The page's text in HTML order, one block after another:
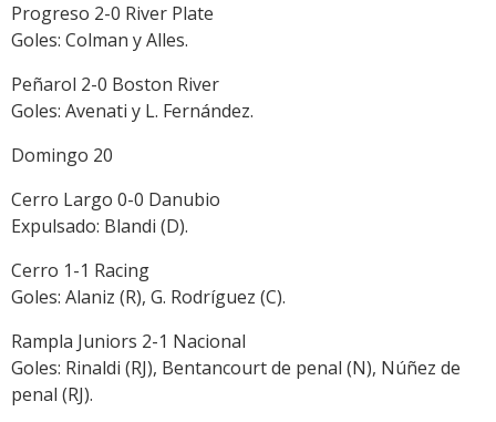
Progreso 2-0 River Plate
Goles: Colman y Alles.
Peñarol 2-0 Boston River
Goles: Avenati y L. Fernández.
Domingo 20
Cerro Largo 0-0 Danubio
Expulsado: Blandi (D).
Cerro 1-1 Racing
Goles: Alaniz (R), G. Rodríguez (C).
Rampla Juniors 2-1 Nacional
Goles: Rinaldi (RJ), Bentancourt de penal (N), Núñez de
penal (RJ).